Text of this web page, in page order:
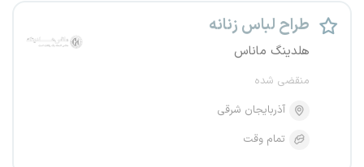
طراح لباس زنانه
هلدینگ ماناس
منقضی شده
آذربایجان شرقی
تمام وقت